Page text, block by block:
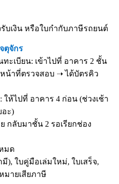
บเงิน หรือใบกำกับภาษีรถยนต์
ตุจักร
ทะเบียน: เข้าไปที่ อาคาร 2 ชั้น
หน้าที่ตรวจสอบ ➝ ได้บัตรคิว
ห้ไปที่ อาคาร 4 ก่อน (ช่วงเช้า
อะ)
กลับมาชั้น 2 รอเรียกช่อง
มด
), ใบคู่มือเล่มใหม่, ใบเสร็จ,
มายเสียภาษี